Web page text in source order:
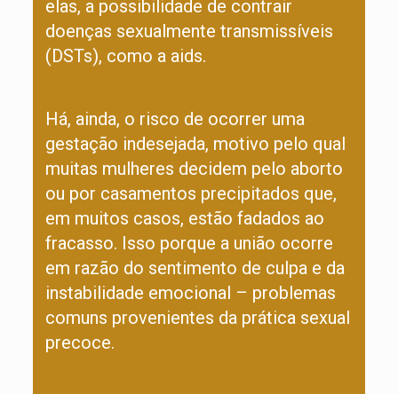
elas, a possibilidade de contrair
doenças sexualmente transmissíveis
(DSTs), como a aids.
Há, ainda, o risco de ocorrer uma
gestação indesejada, motivo pelo qual
muitas mulheres decidem pelo aborto
ou por casamentos precipitados que,
em muitos casos, estão fadados ao
fracasso. Isso porque a união ocorre
em razão do sentimento de culpa e da
instabilidade emocional – problemas
comuns provenientes da prática sexual
precoce.